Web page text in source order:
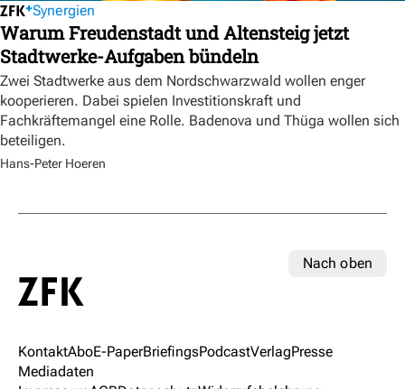
Synergien
Warum Freudenstadt und Altensteig jetzt
Stadtwerke-Aufgaben bündeln
Zwei Stadtwerke aus dem Nordschwarzwald wollen enger
kooperieren. Dabei spielen Investitionskraft und
Fachkräftemangel eine Rolle. Badenova und Thüga wollen sich
beteiligen.
Hans-Peter Hoeren
Nach oben
KontaktAboE-PaperBriefingsPodcastVerlagPresse
Mediadaten